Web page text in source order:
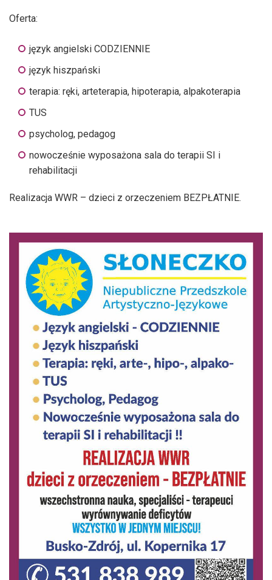
Oferta:
język angielski CODZIENNIE
język hiszpański
terapia: ręki, arteterapia, hipoterapia, alpakoterapia
TUS
psycholog, pedagog
nowocześnie wyposażona sala do terapii SI i
rehabilitacji
Realizacja WWR – dzieci z orzeczeniem BEZPŁATNIE.